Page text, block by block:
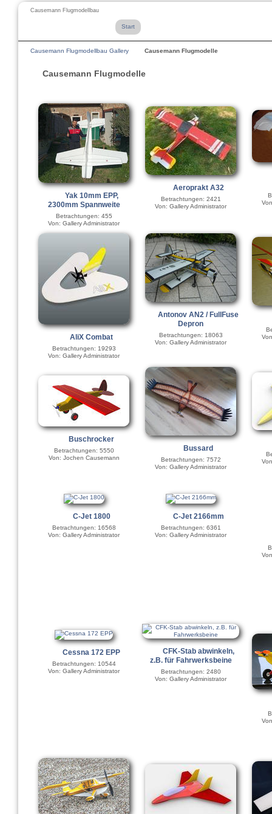
Causemann Flugmodellbau
Start
Causemann Flugmodellbau Gallery Causemann Flugmodelle
Causemann Flugmodelle
Yak 10mm EPP,
2300mm Spannweite
Betrachtungen: 455
Von: Gallery Administrator
Aeroprakt A32
Betrachtungen: 2421
Von: Gallery Administrator
AliX Combat
Betrachtungen: 19293
Von: Gallery Administrator
Antonov AN2 / FullFuse
Depron
Betrachtungen: 18063
Von: Gallery Administrator
Buschrocker
Betrachtungen: 5550
Von: Jochen Causemann
Bussard
Betrachtungen: 7572
Von: Gallery Administrator
C-Jet 1800
Betrachtungen: 16568
Von: Gallery Administrator
C-Jet 2166mm
Betrachtungen: 6361
Von: Gallery Administrator
Cessna 172 EPP
Betrachtungen: 10544
Von: Gallery Administrator
CFK-Stab abwinkeln,
z.B. für Fahrwerksbeine
Betrachtungen: 2480
Von: Gallery Administrator